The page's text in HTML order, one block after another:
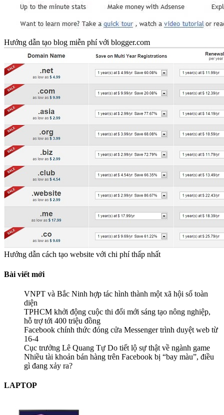
Hướng dẫn tạo blog miễn phí với blogger.com
Hướng dẫn cách tạo website với chi phí thấp nhất
Bài viết mới
VNPT và Bắc Ninh hợp tác hình thành một xã hội số toàn
diện
TPHCM khởi động cuộc thi đổi mới sáng tạo nông nghiệp,
hỗ trợ tới 400 triệu đồng
Facebook chính thức đóng cửa Messenger trình duyệt web từ
16-4
Cục trưởng Lê Quang Tự Do tiết lộ sự thật về ngành game
Nhiều tài khoản bán hàng trên Facebook bị “bay màu”, điều
gì đang xảy ra?
LAPTOP